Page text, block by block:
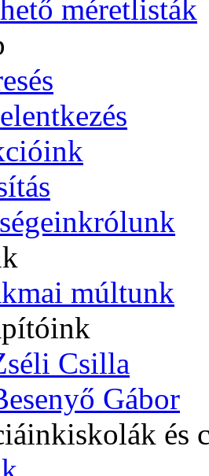
méretlisták
rólunk
múltunk
Csilla
Gábor
iskolák és